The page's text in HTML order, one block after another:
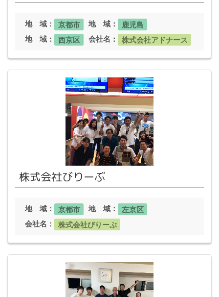
地 域： 京都市 地 域：
鹿児島
地 域：
西京区 会社名： 株式会社アドナース
株式会社びりーぶ
地 域： 京都市 地 域：
左京区
会社名：
株式会社びりーぶ